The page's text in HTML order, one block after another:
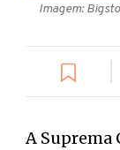
Imagem:
A Suprema